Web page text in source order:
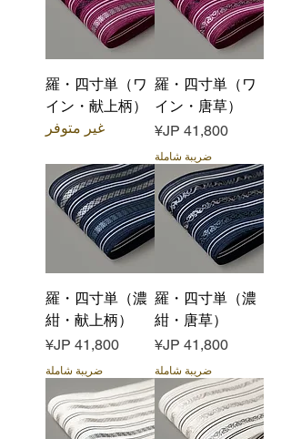
羅・四寸単（ワ
イン・唐草）
السعر
ضريبة شاملة
羅・四寸単（ワ
イン・献上柄）
غير متوفر
羅・四寸単（濃
紺・唐草）
السعر
ضريبة شاملة
羅・四寸単（濃
紺・献上柄）
السعر
ضريبة شاملة